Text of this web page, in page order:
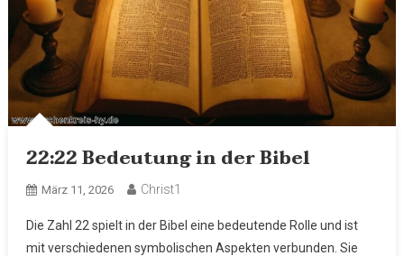
22:22 Bedeutung in der Bibel
März 11, 2026 Christ1
Die Zahl 22 spielt in der Bibel eine bedeutende Rolle und ist
mit verschiedenen symbolischen Aspekten verbunden. Sie